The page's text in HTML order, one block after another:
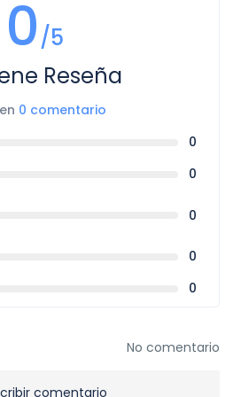
de Nepal antes de caducidad
usar los días que sobran
su caso de un turista que entra a
y sigue quedando en Nepal puede
que sobran.
de extensión de visado con
vale US$ 20,00 más coste de
de visado, en caso de que un
en Rupia Nepalíes US$ 3,00 por
0/5
Reseña
0 comentario
0
0
0
0
0
No comentario
comentario